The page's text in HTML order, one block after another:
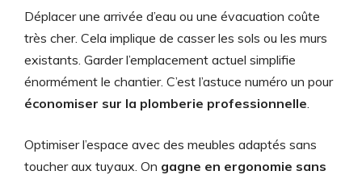
Déplacer une arrivée d’eau ou une évacuation coûte
très cher. Cela implique de casser les sols ou les murs
existants. Garder l’emplacement actuel simplifie
énormément le chantier. C’est l’astuce numéro un pour
économiser sur la plomberie professionnelle.
Optimiser l’espace avec des meubles adaptés sans
toucher aux tuyaux. On gagne en ergonomie sans